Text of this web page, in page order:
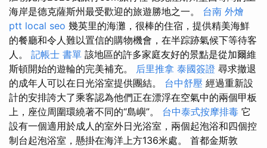
海岸是德克薩斯州最受歡迎的旅遊勝地之一。 台南 外燴
ptt local seo 幾英里的海灘，很棒的住宿，提供精美海鮮
的餐廳和令人難以置信的購物機會，在半踪跡氣候下等待客
人。 記帳士 書單 該地區的許多家庭友好的景點是從加爾維
斯頓開始的遊輪的完美補充。 后里推拿 泰國簽證 尋求撤退
的成年人可以在日光浴室提供團結。 台中舒壓 經過重新設
計的安排誇大了乘客認為他們正在漂浮在空氣中的兩個甲板
上，座位周圍環繞著不同的“島嶼”。 台中泰式按摩排毒 它
設有一個適用於成人的室外日光浴室，兩個起泡浴和四個控
制台起泡浴室，懸掛在海洋上方136米處。 首都金斯敦